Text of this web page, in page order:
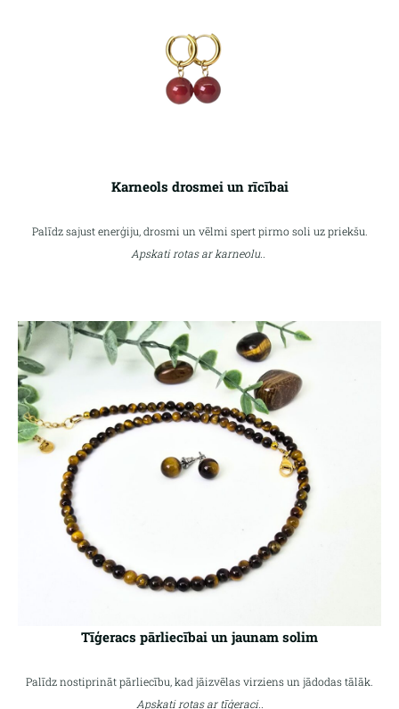
Karneols drosmei un rīcībai
Palīdz sajust enerģiju, drosmi un vēlmi spert pirmo soli uz priekšu.
Apskati rotas ar karneolu..
Tīģeracs pārliecībai un jaunam solim
Palīdz nostiprināt pārliecību, kad jāizvēlas virziens un jādodas tālāk.
Apskati rotas ar tīģeraci..